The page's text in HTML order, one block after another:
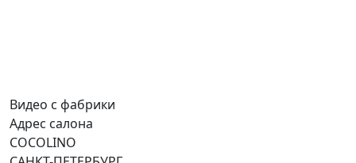
Видео с фабрики
Адрес салона
COCOLINO